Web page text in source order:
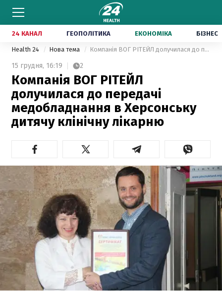
24 КАНАЛ ГЕОПОЛІТИКА ЕКОНОМІКА БІЗНЕС
Health 24 Нова тема Компанія ВОГ РІТЕЙЛ долучилася до передачі медобладнання в Херсонську дитячу клінічну лікарню
15 грудня, 16:19 2
Компанія ВОГ РІТЕЙЛ
долучилася до передачі
медобладнання в Херсонську
дитячу клінічну лікарню